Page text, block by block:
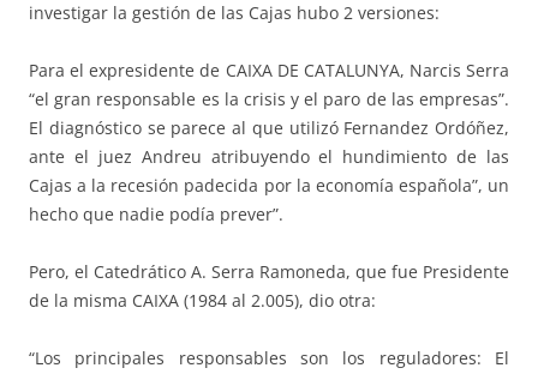
investigar la gestión de las Cajas hubo 2 versiones:
Para el expresidente de CAIXA DE CATALUNYA, Narcis Serra
“el gran responsable es la crisis y el paro de las empresas”.
El diagnóstico se parece al que utilizó Fernandez Ordóñez,
ante el juez Andreu atribuyendo el hundimiento de las
Cajas a la recesión padecida por la economía española”, un
hecho que nadie podía prever”.
Pero, el Catedrático A. Serra Ramoneda, que fue Presidente
de la misma CAIXA (1984 al 2.005), dio otra:
“Los principales responsables son los reguladores: El